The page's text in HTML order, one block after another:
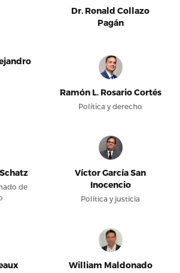
Dr. Ronald Collazo
Pagán
Ramón L. Rosario Cortés
Política y derecho
de
Víctor García San
Inocencio
Política y justicia
William Maldonado